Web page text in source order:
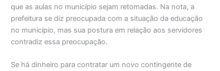
que as aulas no município sejam retomadas. Na nota, a
prefeitura se diz preocupada com a situação da educação
no município, mas sua postura em relação aos servidores
contradiz essa preocupação.
Se há dinheiro para contratar um novo contingente de